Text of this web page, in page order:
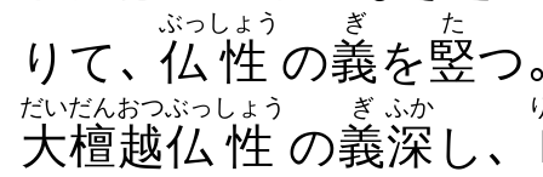
りて､ 仏
ぶっ
性
しょう
の義
ぎ
を竪
た
大
だい
檀越
だんおつ
仏
ぶっ
性
しょう
の義
ぎ
深
ふか
し､